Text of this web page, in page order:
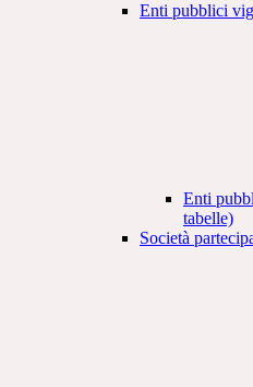
Enti pubblici
Enti
tabelle)
Società